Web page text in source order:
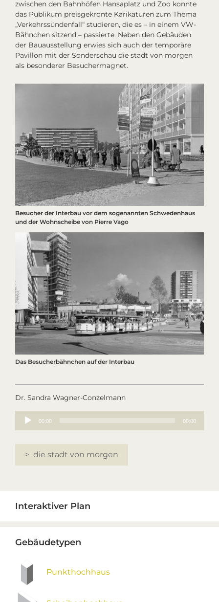
zwischen den Bahnhöfen Hansaplatz und Zoo konnte
das Publikum preisgekrönte Karikaturen zum Thema
„Verkehrssündenfall“ studieren, die es – in einem VW-
Bähnchen sitzend – passierte. Neben den Gebäuden
der Bauausstellung erwies sich auch der temporäre
Pavillon mit der Sonderschaudie stadt von morgen
als besonderer Besuchermagnet.
Besucher der Interbau vor dem sogenannten Schwedenhaus
und der Wohnscheibe von Pierre Vago
Das Besucherbähnchen auf der Interbau
Dr. Sandra Wagner-Conzelmann
Audio-
Player
00:00 00:00
> die stadt von morgen
Sidebar
Interaktiver Plan
Gebäudetypen
Punkthochhaus